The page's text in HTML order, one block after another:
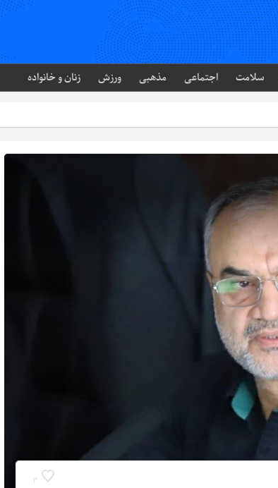
سلامت اجتماعی مذهبی ورزش زنان و خانواده
وضعیت
3